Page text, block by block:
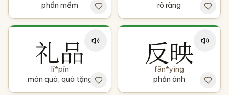
phần mềm
rõ ràng
礼品
lǐ*pǐn
món quà, quà tặng
反映
fǎn*yìng
phản ánh